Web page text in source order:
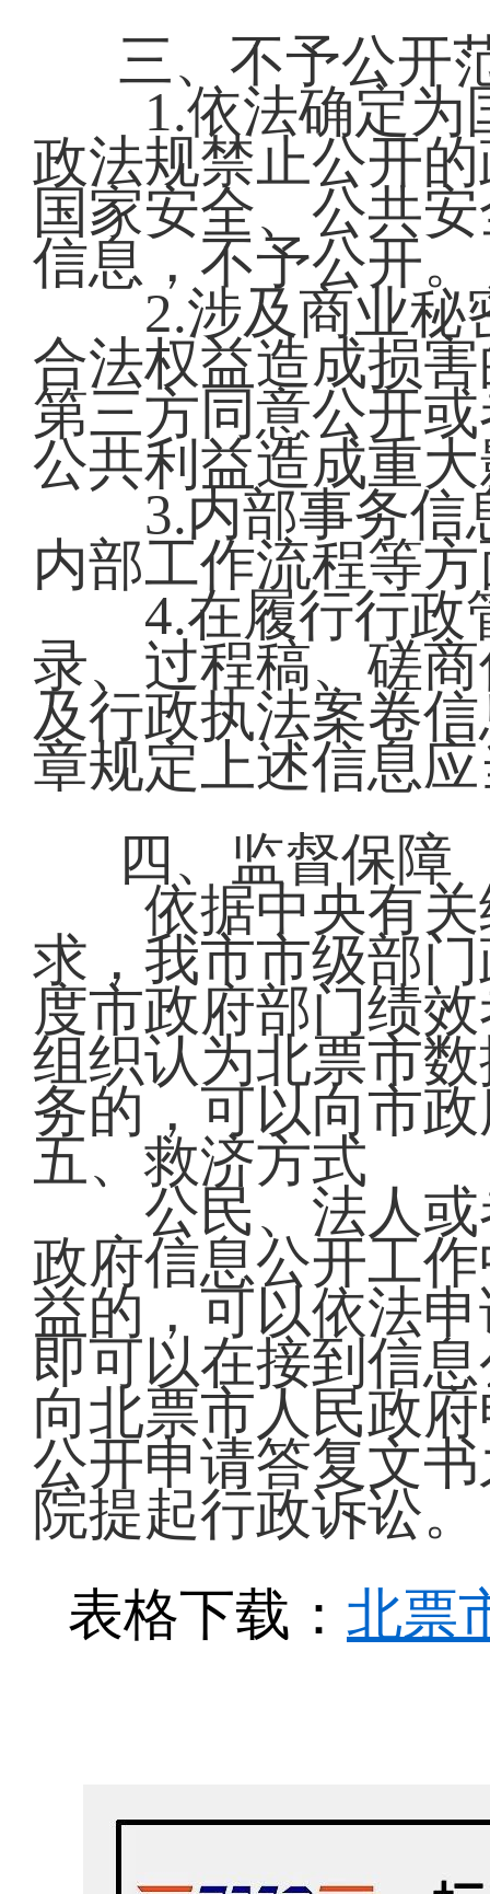
三、不予公开
1.依法确定为
政法规禁止公开
国家安全、公共
信息，不予公开
2.涉及商业秘
合法权益造成损
第三方同意公开
公共利益造成重
3.内部事务信
内部工作流程等
4.在履行行政
录、过程稿、磋
及行政执法案卷
章规定上述信息
四、监督保障
依据中央有关
求，我市市级部
度市政府部门绩
组织认为北票市
务的，可以向市
五、救济方式
公民、法人或
政府信息公开工
益的，可以依法
即可以在接到信
向北票市人民政
公开申请答复文
院提起行政诉讼。
表格下载： 北票